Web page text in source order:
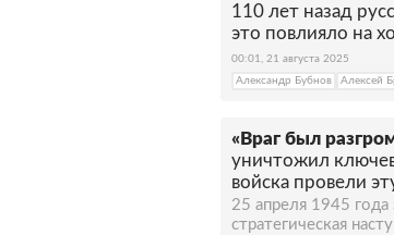
110 лет назад
это повлияло на
00:01, 21 августа 2025
Александр Бубнов
Алексей
«Враг был
уничтожил
войска провели
25 апреля 1945 года
стратегическая